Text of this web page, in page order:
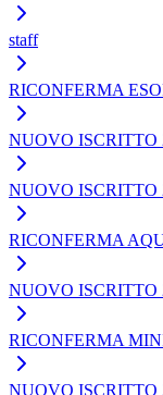
staff
RICONFERMA
NUOVO ISCRITTO
NUOVO ISCRITTO
RICONFERMA
NUOVO ISCRITTO
RICONFERMA
NUOVO